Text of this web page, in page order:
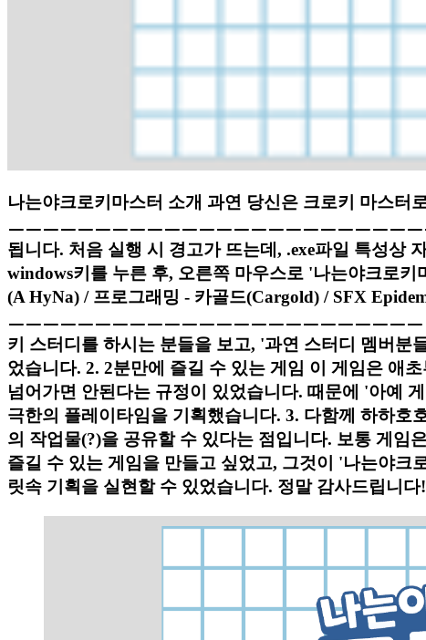
나는야크로키마스터 소개 과연 당신은 크로키 마스터
ㅡㅡㅡㅡㅡㅡㅡㅡㅡㅡㅡㅡㅡㅡㅡㅡㅡㅡㅡㅡㅡㅡㅡ
됩니다. 처음 실행 시 경고가 뜨는데, .exe파일 특성상
windows키를 누른 후, 오른쪽 마우스로 '나는야크로
(A HyNa) / 프로그래밍 - 카골드(Cargold) / SFX
ㅡㅡㅡㅡㅡㅡㅡㅡㅡㅡㅡㅡㅡㅡㅡㅡㅡㅡㅡㅡㅡㅡㅡ
키 스터디를 하시는 분들을 보고, '과연 스터디 멤버분
었습니다. 2. 2분만에 즐길 수 있는 게임 이 게임은 애
넘어가면 안된다는 규정이 있었습니다. 때문에 '아예
극한의 플레이타임을 기획했습니다. 3. 다함께 하하
의 작업물(?)을 공유할 수 있다는 점입니다. 보통 게임
즐길 수 있는 게임을 만들고 싶었고, 그것이 '나는야크
릿속 기획을 실현할 수 있었습니다. 정말 감사드립니다!